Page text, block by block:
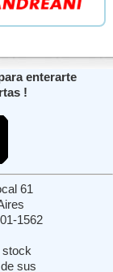
enterarte
!
61
1562
stock
sus